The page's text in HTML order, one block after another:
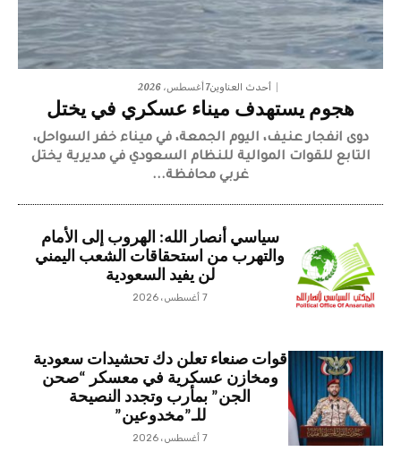
أحدث العناوين7 أغسطس، 2026
هجوم يستهدف ميناء عسكري في يختل
دوى انفجار عنيف، اليوم الجمعة، في ميناء خفر السواحل،
التابع للقوات الموالية للنظام السعودي في مديرية يختل
غربي محافظة...
سياسي أنصار الله: الهروب إلى الأمام
والتهرب من استحقاقات الشعب اليمني
لن يفيد السعودية
7 أغسطس، 2026
قوات صنعاء تعلن دك تحشيدات سعودية
ومخازن عسكرية في معسكر “صحن
الجن” بمأرب وتجدد النصيحة
للـ”مخدوعين”
7 أغسطس، 2026